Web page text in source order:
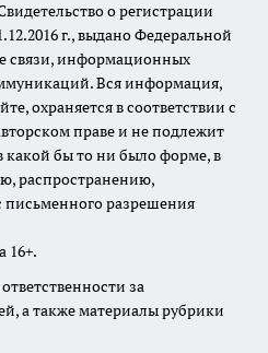
о регистрации
г., выдано Федеральной
связи, информационных
Вся информация,
охраняется в соответствии с
праве и не подлежит
бы то ни было форме, в
распространению,
письменного разрешения
16+.
за
а также материалы рубрики